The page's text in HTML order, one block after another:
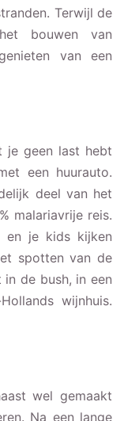
Terwijl de
bouwen van
van een
je geen last hebt
een huurauto.
deel van het
malariavrije reis.
en je kids kijken
spotten van de
de bush, in een
wijnhuis.
wel gemaakt
Na een lange